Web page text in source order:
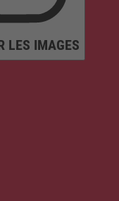
LES IMAGES